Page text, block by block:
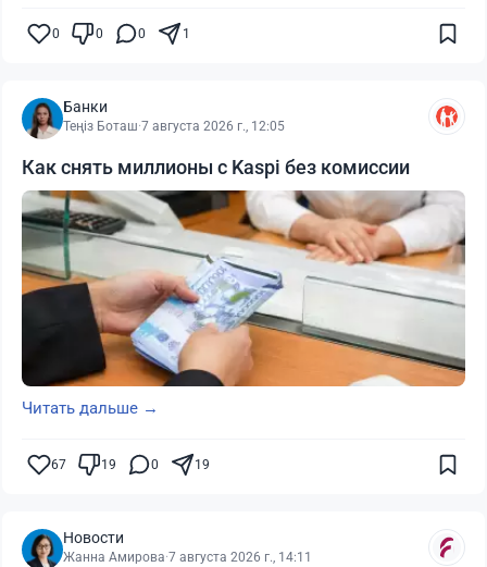
0 0 0 1
Банки
Теңіз Боташ·7 августа 2026 г., 12:05
Как снять миллионы с Kaspi без комиссии
Читать дальше →
67 19 0 19
Новости
Жанна Амирова·7 августа 2026 г., 14:11